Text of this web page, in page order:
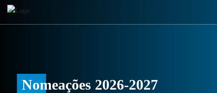
Nomeações 2026-2027